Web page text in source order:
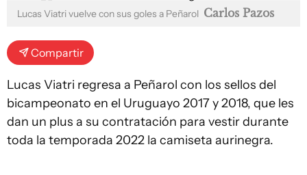
Lucas Viatri vuelve con sus goles a Peñarol Carlos Pazos
Compartir
Lucas Viatri regresa a Peñarol con los sellos del
bicampeonato en el Uruguayo 2017 y 2018, que les
dan un plus a su contratación para vestir durante
toda la temporada 2022 la camiseta aurinegra.